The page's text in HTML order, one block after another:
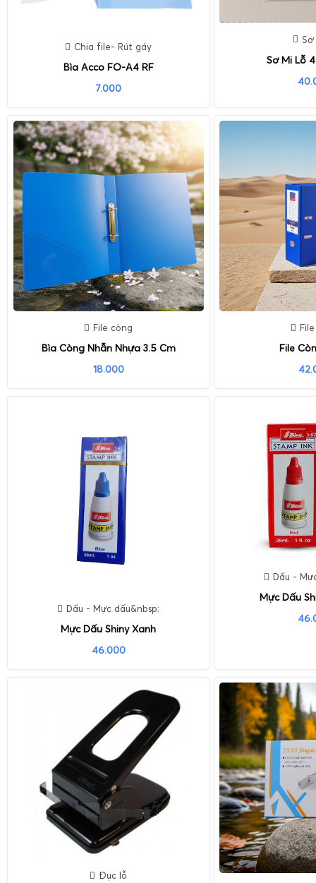
Chia file- Rút gáy
Bìa Acco FO-A4 RF
7.000
Sơ
Sơ Mi Lỗ
File còng
Bìa Còng Nhẫn Nhựa 3.5 Cm
18.000
File
Dấu - Mực dấu&nbsp;
Mực Dấu Shiny Xanh
46.000
Dấu -
Mực Dấu
Đục lỗ